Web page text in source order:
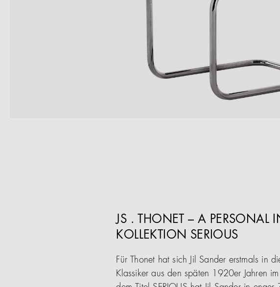
JS . THONET – A PERSONAL
KOLLEKTION SERIOUS
Für Thonet hat sich Jil Sander erstmals in
Klassiker aus den späten 1920er Jahren